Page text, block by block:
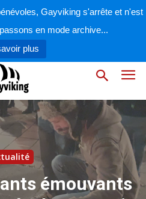
Gayviking s'arrête et n'est
en mode archive...
plus
émouvants